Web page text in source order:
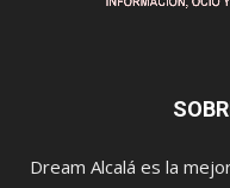
Dream Alcalá es la